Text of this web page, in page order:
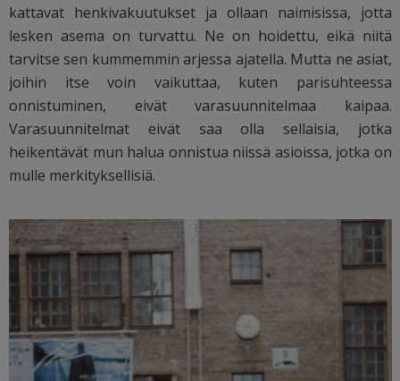
kattavat henkivakuutukset ja ollaan naimisissa, jotta
lesken asema on turvattu. Ne on hoidettu, eikä niitä
tarvitse sen kummemmin arjessa ajatella. Mutta ne asiat,
joihin itse voin vaikuttaa, kuten parisuhteessa
onnistuminen, eivät varasuunnitelmaa kaipaa.
Varasuunnitelmat eivät saa olla sellaisia, jotka
heikentävät mun halua onnistua niissä asioissa, jotka on
mulle merkityksellisiä.